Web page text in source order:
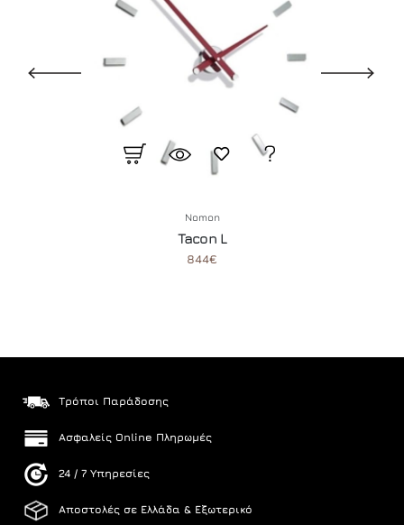
Nomon
Tacon L
844€
Τρόποι Παράδοσης
Ασφαλείς Online Πληρωμές
24 / 7 Υπηρεσίες
Αποστολές σε Ελλάδα & Εξωτερικό